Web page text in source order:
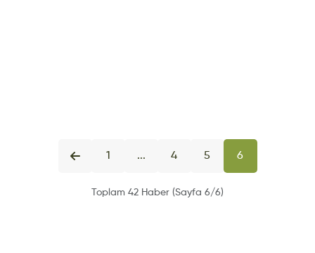
1 ... 4 5 6
Toplam 42 Haber (Sayfa 6/6)